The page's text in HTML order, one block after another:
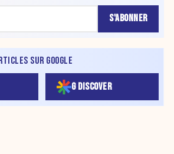
S'ABONNER
SUR GOOGLE
G DISCOVER